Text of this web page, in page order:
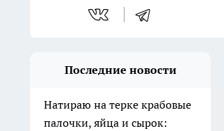
Последние новости
Натираю на терке крабовые
палочки, яйца и сырок: